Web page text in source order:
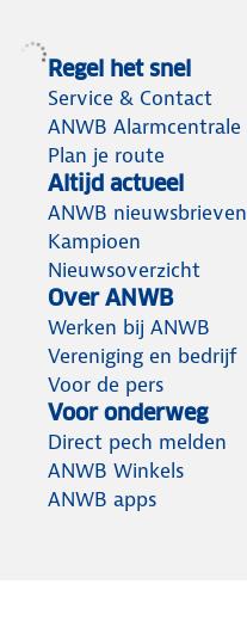
Regel het snel
Service & Contact
ANWB Alarmcentrale
Plan je route
Altijd actueel
ANWB nieuwsbrieven
Kampioen
Nieuwsoverzicht
Over ANWB
Werken bij ANWB
Vereniging en bedrijf
Voor de pers
Voor onderweg
Direct pech melden
ANWB Winkels
ANWB apps